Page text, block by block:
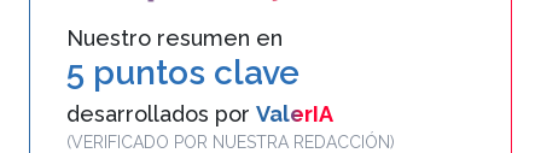
Nuestro resumen en
5 puntos clave
desarrollados por ValerIA
(VERIFICADO POR NUESTRA REDACCIÓN)